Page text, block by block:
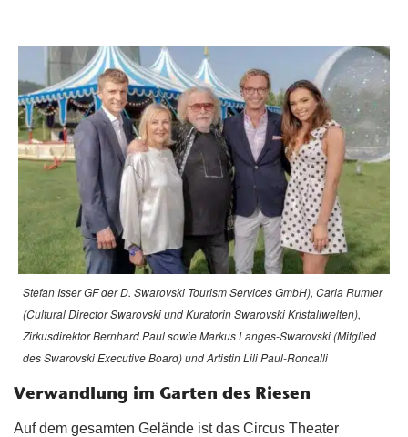
Stefan Isser GF der D. Swarovski Tourism Services GmbH), Carla Rumler
(Cultural Director Swarovski und Kuratorin Swarovski Kristallwelten),
Zirkusdirektor Bernhard Paul sowie Markus Langes-Swarovski (Mitglied
des Swarovski Executive Board) und Artistin Lili Paul-Roncalli
Verwandlung im Garten des Riesen
Auf dem gesamten Gelände ist das Circus Theater